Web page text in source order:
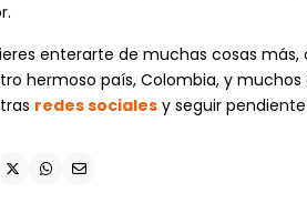
enterarte de muchas cosas
hermoso país, Colombia, y
redes sociales y seguir